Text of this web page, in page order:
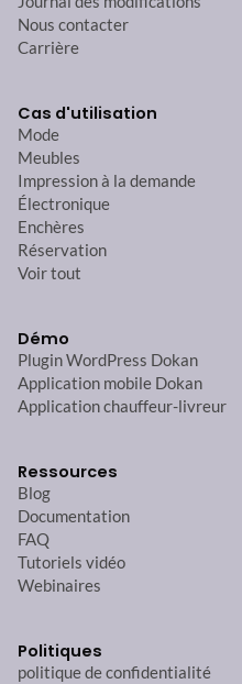
Nous contacter
Carrière
Cas d'utilisation
Mode
Meubles
Impression à la demande
Électronique
Enchères
Réservation
Voir tout
Démo
Plugin WordPress Dokan
Application mobile Dokan
Application chauffeur-livreur
Ressources
Blog
Documentation
FAQ
Tutoriels vidéo
Webinaires
Politiques
politique de confidentialité